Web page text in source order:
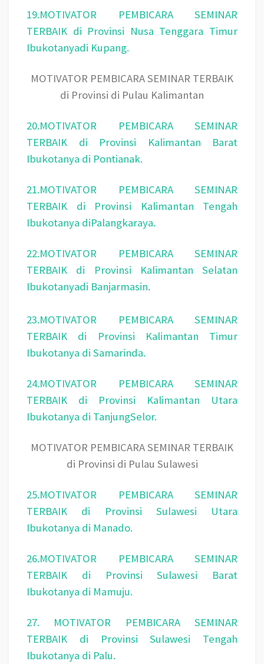
19.MOTIVATOR PEMBICARA SEMINAR
TERBAIK di Provinsi Nusa Tenggara Timur
Ibukotanyadi Kupang.
MOTIVATOR PEMBICARA SEMINAR TERBAIK
di Provinsi di Pulau Kalimantan
20.MOTIVATOR PEMBICARA SEMINAR
TERBAIK di Provinsi Kalimantan Barat
Ibukotanya di Pontianak.
21.MOTIVATOR PEMBICARA SEMINAR
TERBAIK di Provinsi Kalimantan Tengah
Ibukotanya diPalangkaraya.
22.MOTIVATOR PEMBICARA SEMINAR
TERBAIK di Provinsi Kalimantan Selatan
Ibukotanyadi Banjarmasin.
23.MOTIVATOR PEMBICARA SEMINAR
TERBAIK di Provinsi Kalimantan Timur
Ibukotanya di Samarinda.
24.MOTIVATOR PEMBICARA SEMINAR
TERBAIK di Provinsi Kalimantan Utara
Ibukotanya di TanjungSelor.
MOTIVATOR PEMBICARA SEMINAR TERBAIK
di Provinsi di Pulau Sulawesi
25.MOTIVATOR PEMBICARA SEMINAR
TERBAIK di Provinsi Sulawesi Utara
Ibukotanya di Manado.
26.MOTIVATOR PEMBICARA SEMINAR
TERBAIK di Provinsi Sulawesi Barat
Ibukotanya di Mamuju.
27. MOTIVATOR PEMBICARA SEMINAR
TERBAIK di Provinsi Sulawesi Tengah
Ibukotanya di Palu.